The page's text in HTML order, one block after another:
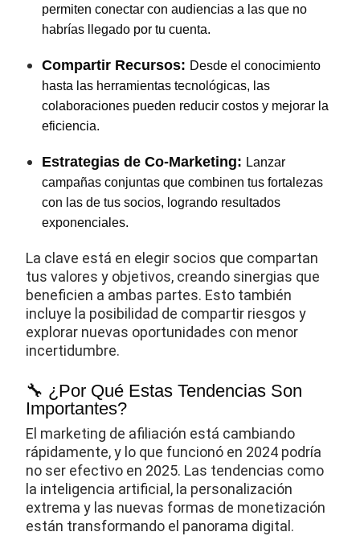
permiten conectar con audiencias a las que no
habrías llegado por tu cuenta.
Compartir Recursos: Desde el conocimiento
hasta las herramientas tecnológicas, las
colaboraciones pueden reducir costos y mejorar la
eficiencia.
Estrategias de Co-Marketing: Lanzar
campañas conjuntas que combinen tus fortalezas
con las de tus socios, logrando resultados
exponenciales.
La clave está en elegir socios que compartan
tus valores y objetivos, creando sinergias que
beneficien a ambas partes. Esto también
incluye la posibilidad de compartir riesgos y
explorar nuevas oportunidades con menor
incertidumbre.
🔧 ¿Por Qué Estas Tendencias Son
Importantes?
El marketing de afiliación está cambiando
rápidamente, y lo que funcionó en 2024 podría
no ser efectivo en 2025. Las tendencias como
la inteligencia artificial, la personalización
extrema y las nuevas formas de monetización
están transformando el panorama digital.